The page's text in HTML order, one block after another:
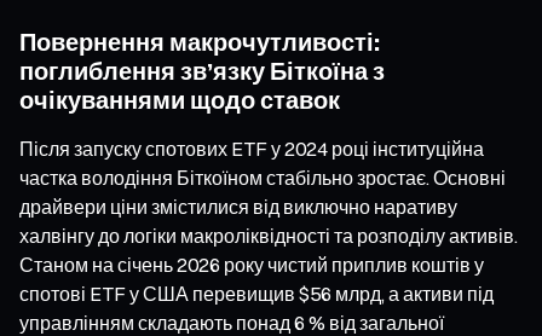
Повернення макрочутливості:
поглиблення зв’язку Біткоїна з
очікуваннями щодо ставок
Після запуску спотових ETF у 2024 році інституційна
частка володіння Біткоїном стабільно зростає. Основні
драйвери ціни змістилися від виключно наративу
халвінгу до логіки макроліквідності та розподілу активів.
Станом на січень 2026 року чистий приплив коштів у
спотові ETF у США перевищив $56 млрд, а активи під
управлінням складають понад 6 % від загальної